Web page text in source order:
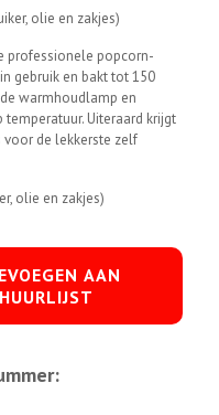
olie en zakjes)
professionele popcorn-
gebruik en bakt tot 150
warmhoudlamp en
Uiteraard krijgt
voor de lekkerste zelf
olie en zakjes)
AAN
HUURLIJST